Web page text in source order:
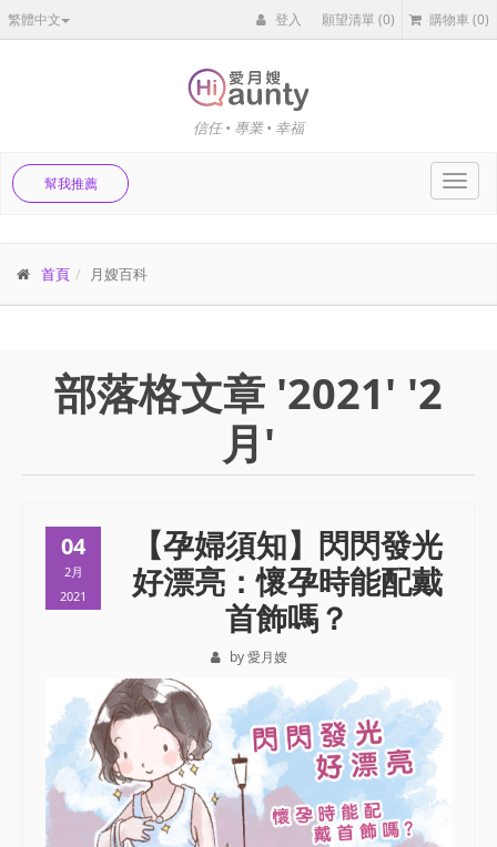
繁體中文 登入 願望清單(0) 購物車 (0)
信任 • 專業 • 幸福
幫我推薦
首頁 月嫂百科
部落格文章 '2021' '2
月'
04
2月
2021
【孕婦須知】閃閃發光
好漂亮：懷孕時能配戴
首飾嗎？
by 愛月嫂